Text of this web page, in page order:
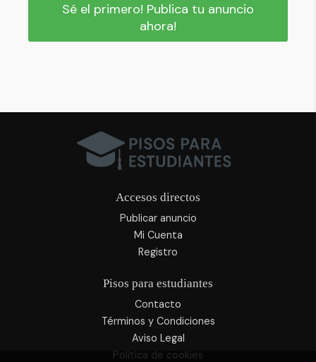
Sé el primero! Publica tu anuncio
ahora!
Accesos directos
Publicar anuncio
Mi Cuenta
Registro
Pisos para estudiantes
Contacto
Términos y Condiciones
Aviso Legal
Politica de cookies